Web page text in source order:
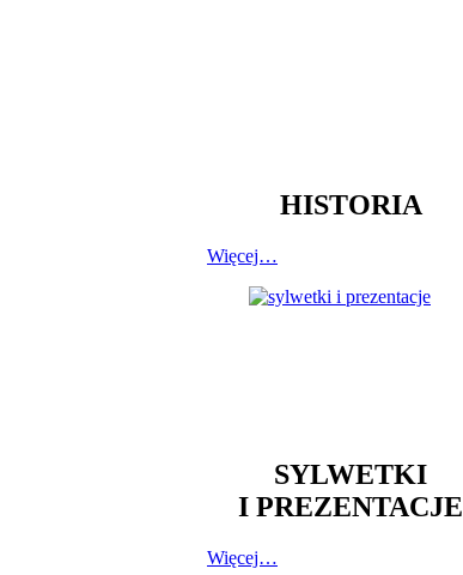
HISTORIA
Więcej…
SYLWETKI
I PREZENTACJE
Więcej…